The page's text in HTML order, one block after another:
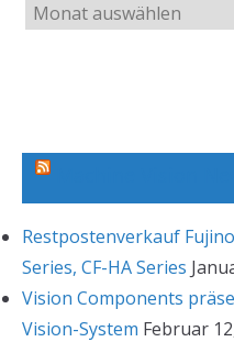
r
Restpostenverkauf
Series, CF-HA Series
Vision Components
Vision-System Februar